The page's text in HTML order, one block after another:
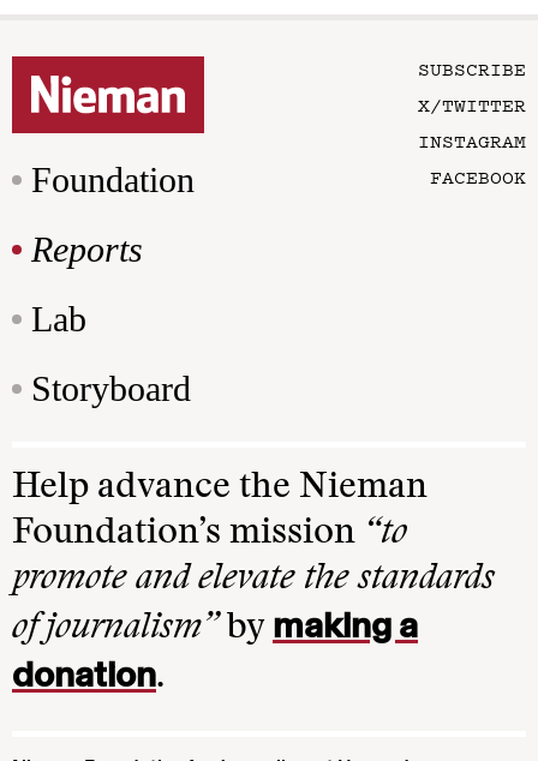
Foundation
Reports
Lab
Storyboard
SUBSCRIBE
X/TWITTER
INSTAGRAM
FACEBOOK
Help advance the Nieman
Foundation’s mission “to
promote and elevate the standards
of journalism”by making a
donation.